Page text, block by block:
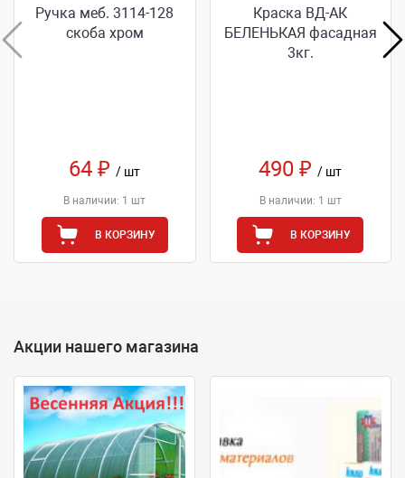
Ручка меб. 3114-128
скоба хром
64 ₽/ шт
В наличии: 1 шт
В КОРЗИНУ
Краска ВД-АК
БЕЛЕНЬКАЯ фасадная
3кг.
490 ₽/ шт
В наличии: 1 шт
В КОРЗИНУ
Акции нашего магазина